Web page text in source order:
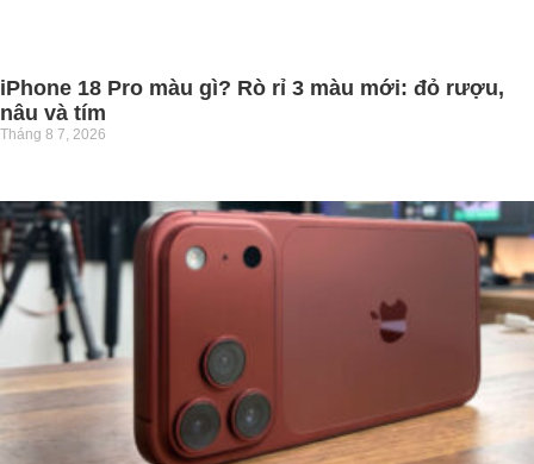
iPhone 18 Pro màu gì? Rò rỉ 3 màu mới: đỏ rượu,
nâu và tím
Tháng 8 7, 2026